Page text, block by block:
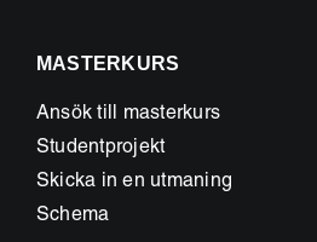
MASTERKURS
Ansök till masterkurs
Studentprojekt
Skicka in en utmaning
Schema